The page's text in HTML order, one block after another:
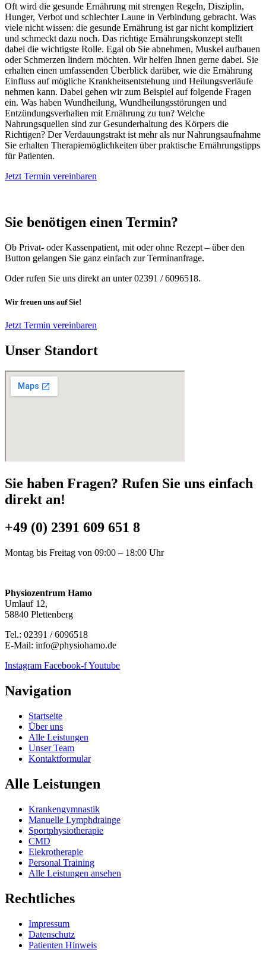
Oft wird die gesunde Ernährung mit strengen Regeln, Disziplin,
Hunger, Verbot und schlechter Laune in Verbindung gebracht. Was
viele nicht wissen: die gesunde Ernährung ist gar nicht kompliziert
und schmeckt dazu noch. Das richtige Ernährungskonzept stellt
dabei die wichtigste Rolle. Egal ob Sie abnehmen, Muskel aufbauen
oder Schmerzen lindern möchten. Wir helfen Ihnen gerne dabei. Sie
erhalten einen umfassenden Überblick darüber, wie die Ernährung
Einfluss auf mögliche Krankheitsentstehung und Heilungsverläufe
nehmen kann. Dabei gehen wir zum Beispiel auf folgende Fragen
ein. Was haben Wundheilung, Wundheilungsstörungen und
Entzündungsverhalten mit Ernährung zu tun? Welche
Nahrungsquellen sind zur Gesunderhaltung des Körpers die
Richtigen? Der Verdauungstrakt ist mehr als nur Nahrungsaufnahme
Sie erhalten Therapiemöglichkeiten über praktische Ernährungstipps
für Patienten.
Jetzt Termin vereinbaren
Sie benötigen einen Termin?
Ob Privat- oder Kassenpatient, mit oder ohne Rezept – über den
Button gelangen Sie ganz einfach zur Terminanfrage.
Oder rufen Sie uns direkt an unter 02391 / 6096518.
Wir freuen uns auf Sie!
Jetzt Termin vereinbaren
Unser Standort
Sie haben Fragen? Rufen Sie uns einfach
direkt an!
+49 (0) 2391 609 651 8
Montag bis Freitag von 09:00 – 18:00 Uhr
Physiozentrum Hamo
Umlauf 12,
58840 Plettenberg
Tel.: 02391 / 6096518
E-Mail: info@physiohamo.de
Instagram Facebook-fYoutube
Navigation
Startseite
Über uns
Alle Leistungen
Unser Team
Kontaktformular
Alle Leistungen
Krankengymnastik
Manuelle Lymphdrainge
Sportphysiotherapie
CMD
Elekrotherapie
Personal Training
Alle Leistungen ansehen
Rechtliches
Impressum
Datenschutz
Patienten Hinweis